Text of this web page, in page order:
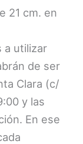
21 cm. en
a utilizar
de ser
Clara (c/
y las
En ese